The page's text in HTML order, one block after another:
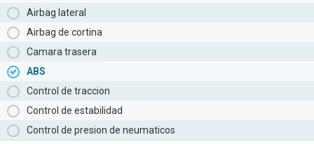
Airbag lateral
Airbag de cortina
Camara trasera
ABS
Control de traccion
Control de estabilidad
Control de presion de neumaticos